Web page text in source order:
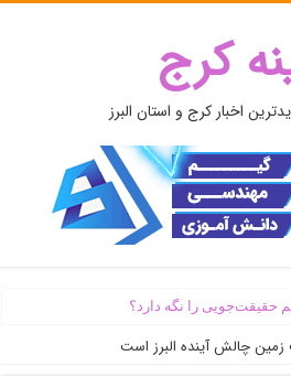
کرج
اخبار کرج و استان البرز
حقیقت‌جویی را نگه دارد؟
چالش آینده البرز است